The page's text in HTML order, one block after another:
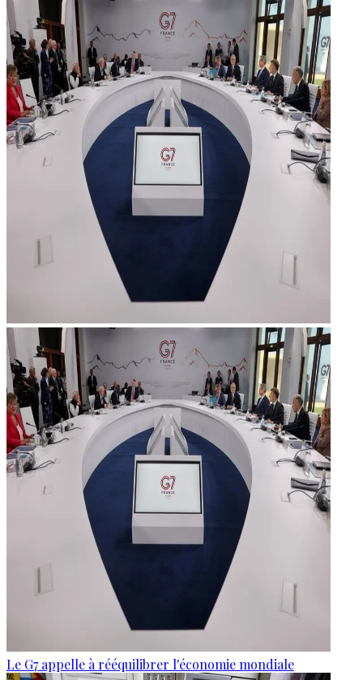
Le G7 appelle à rééquilibrer l'économie mondiale